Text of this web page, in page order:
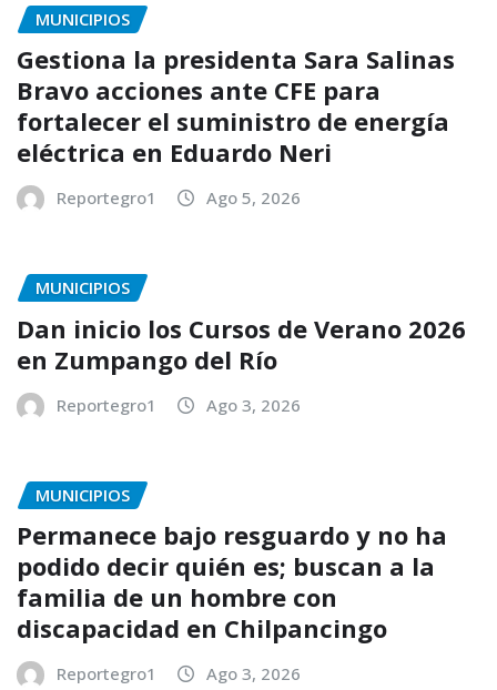
MUNICIPIOS
Gestiona la presidenta Sara Salinas
Bravo acciones ante CFE para
fortalecer el suministro de energía
eléctrica en Eduardo Neri
Reportegro1 Ago 5, 2026
MUNICIPIOS
Dan inicio los Cursos de Verano 2026
en Zumpango del Río
Reportegro1 Ago 3, 2026
MUNICIPIOS
Permanece bajo resguardo y no ha
podido decir quién es; buscan a la
familia de un hombre con
discapacidad en Chilpancingo
Reportegro1 Ago 3, 2026